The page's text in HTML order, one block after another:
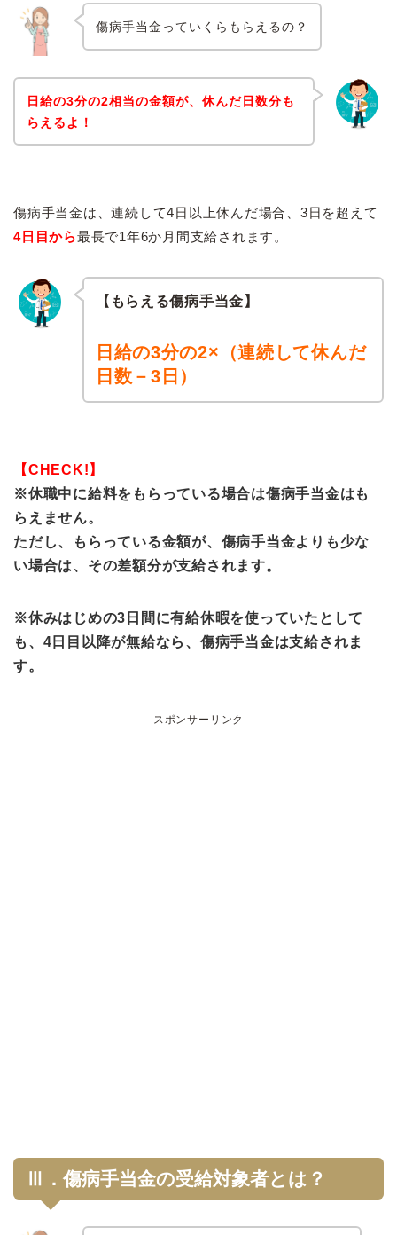
傷病手当金っていくらもらえるの？
日給の3分の2相当の金額が、休んだ日数分も
らえるよ！
傷病手当金は、連続して4日以上休んだ場合、3日を超えて
4日目から最長で1年6か月間支給されます。
【もらえる傷病手当金】
日給の3分の2×（連続して休んだ
日数－3日）
【CHECK!】
※休職中に給料をもらっている場合は傷病手当金はも
らえません。
ただし、もらっている金額が、傷病手当金よりも少な
い場合は、その差額分が支給されます。
※休みはじめの3日間に有給休暇を使っていたとして
も、4日目以降が無給なら、傷病手当金は支給されま
す。
スポンサーリンク
Ⅲ．傷病手当金の受給対象者とは？